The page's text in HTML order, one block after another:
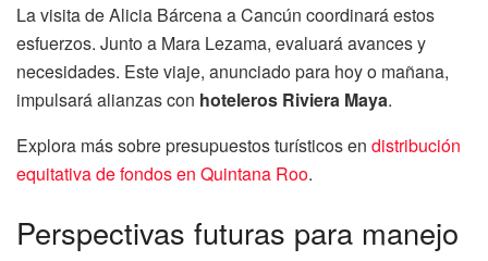
La visita de Alicia Bárcena a Cancún coordinará estos
esfuerzos. Junto a Mara Lezama, evaluará avances y
necesidades. Este viaje, anunciado para hoy o mañana,
impulsará alianzas con hoteleros Riviera Maya.
Explora más sobre presupuestos turísticos en distribución
equitativa de fondos en Quintana Roo.
Perspectivas futuras para manejo